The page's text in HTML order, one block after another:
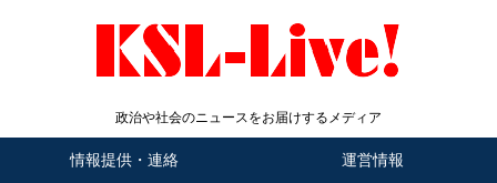
政治や社会のニュースをお届けするメディア
情報提供・連絡 運営情報